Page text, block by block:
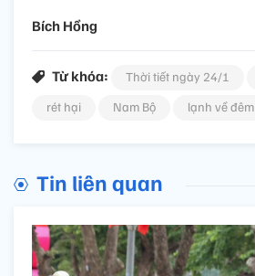
Bích Hồng
Từ khóa: Thời tiết ngày 24/1
rét hại
Nam Bộ lạnh về đêm
Tin liên quan